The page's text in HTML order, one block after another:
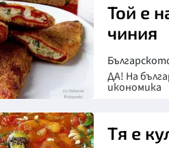
Той е
чиния
ДА! На
икономика
Тя е